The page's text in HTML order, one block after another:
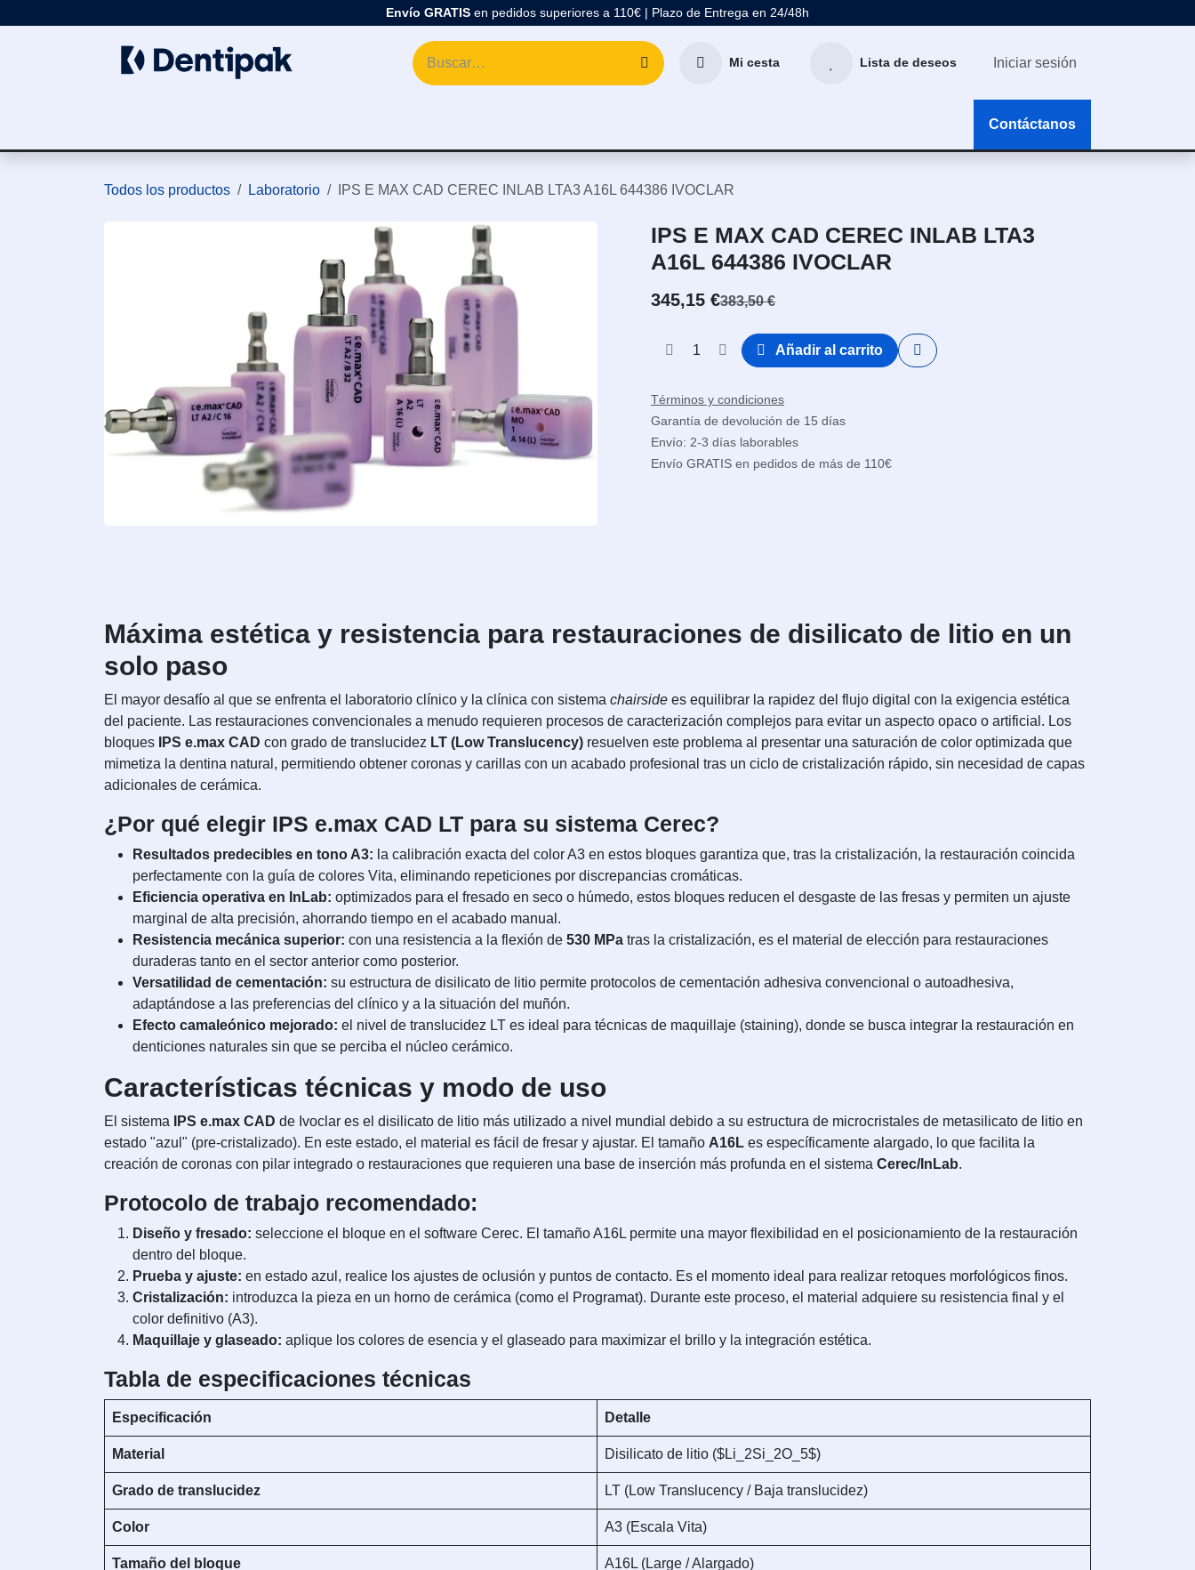
Envío GRATIS en pedidos superiores a 110€ | Plazo de Entrega en 24/48h
Mi cesta Lista de deseos Iniciar sesión
Contáctanos
Todos los productos Laboratorio IPS E MAX CAD CEREC INLAB LTA3 A16L 644386 IVOCLAR
IPS E MAX CAD CEREC INLAB LTA3
A16L 644386 IVOCLAR
345,15 €383,50€
Añadir al carrito
Términos y condiciones
Garantía de devolución de 15 días
Envío: 2-3 días laborables
Envío GRATIS en pedidos de más de 110€
Máxima estética y resistencia para restauraciones de disilicato de litio en un
solo paso
El mayor desafío al que se enfrenta el laboratorio clínico y la clínica con sistema chairside es equilibrar la rapidez del flujo digital con la exigencia estética
del paciente. Las restauraciones convencionales a menudo requieren procesos de caracterización complejos para evitar un aspecto opaco o artificial. Los
bloques
IPS e.max CAD con grado de translucidez LT (Low Translucency) resuelven este problema al presentar una saturación de color optimizada que
mimetiza la dentina natural, permitiendo obtener coronas y carillas con un acabado profesional tras un ciclo de cristalización rápido, sin necesidad de capas
adicionales de cerámica.
¿Por qué elegir IPS e.max CAD LT para su sistema Cerec?
Resultados predecibles en tono A3: la calibración exacta del color A3 en estos bloques garantiza que, tras la cristalización, la restauración coincida
perfectamente con la guía de colores Vita, eliminando repeticiones por discrepancias cromáticas.
Eficiencia operativa en InLab: optimizados para el fresado en seco o húmedo, estos bloques reducen el desgaste de las fresas y permiten un ajuste
marginal de alta precisión, ahorrando tiempo en el acabado manual.
Resistencia mecánica superior: con una resistencia a la flexión de 530 MPa tras la cristalización, es el material de elección para restauraciones
duraderas tanto en el sector anterior como posterior.
Versatilidad de cementación: su estructura de disilicato de litio permite protocolos de cementación adhesiva convencional o autoadhesiva,
adaptándose a las preferencias del clínico y a la situación del muñón.
Efecto camaleónico mejorado: el nivel de translucidez LT es ideal para técnicas de maquillaje (staining), donde se busca integrar la restauración en
denticiones naturales sin que se perciba el núcleo cerámico.
Características técnicas y modo de uso
El sistema IPS e.max CAD de Ivoclar es el disilicato de litio más utilizado a nivel mundial debido a su estructura de microcristales de metasilicato de litio en
estado "azul" (pre-cristalizado). En este estado, el material es fácil de fresar y ajustar. El tamaño A16L es específicamente alargado, lo que facilita la
creación de coronas con pilar integrado o restauraciones que requieren una base de inserción más profunda en el sistema Cerec/InLab.
Protocolo de trabajo recomendado:
Diseño y fresado: seleccione el bloque en el software Cerec. El tamaño A16L permite una mayor flexibilidad en el posicionamiento de la restauración
dentro del bloque.
Prueba y ajuste: en estado azul, realice los ajustes de oclusión y puntos de contacto. Es el momento ideal para realizar retoques morfológicos finos.
Cristalización: introduzca la pieza en un horno de cerámica (como el Programat). Durante este proceso, el material adquiere su resistencia final y el
color definitivo (A3).
Maquillaje y glaseado: aplique los colores de esencia y el glaseado para maximizar el brillo y la integración estética.
Tabla de especificaciones técnicas
Especificación Detalle
Material Disilicato de litio ($Li_2Si_2O_5$)
Grado de translucidez LT (Low Translucency / Baja translucidez)
Color A3 (Escala Vita)
Tamaño del bloque A16L (Large / Alargado)